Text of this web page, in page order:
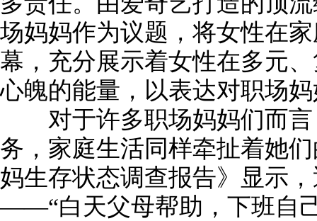
场妈妈作为议题，将女性在
幕，充分展示着女性在多元
心魄的能量，以表达对职场
对于许多职场妈妈们而言
务，家庭生活同样牵扯着她
妈生存状态调查报告》显示
——“白天父母帮助，下班自